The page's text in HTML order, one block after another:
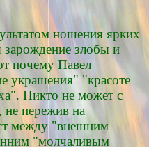
ношения ярких
зарождение злобы и
почему Павел
украшения" "красоте
Никто не может с
не пережив на
между "внешним
"молчаливым